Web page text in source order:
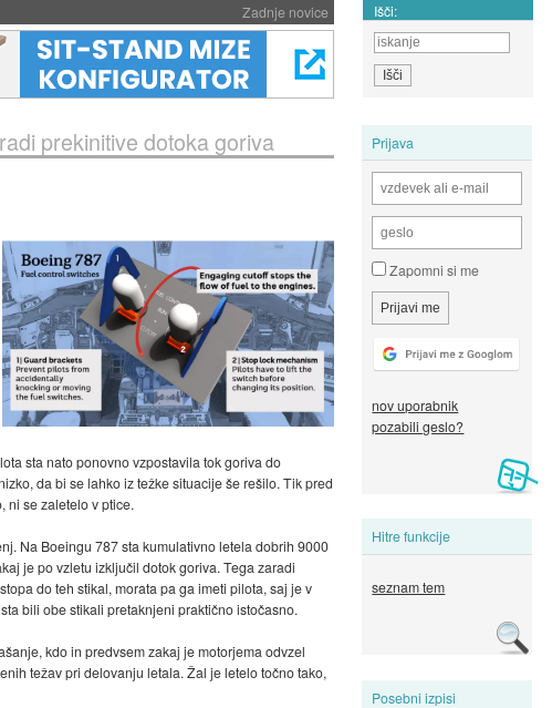
Zadnje novice Išči:
Prijava
Zapomni si me
nov uporabnik
pozabili geslo?
Hitre funkcije
seznam tem
Posebni izpisi
prekinitive dotoka goriva
sta nato ponovno vzpostavila tok goriva do
da bi se lahko iz težke situacije še rešilo. Tik pred
ni se zaletelo v ptice.
Na Boeingu 787 sta kumulativno letela dobrih 9000
je po vzletu izključil dotok goriva. Tega zaradi
do teh stikal, morata pa ga imeti pilota, saj je v
bili obe stikali pretaknjeni praktično istočasno.
kdo in predvsem zakaj je motorjema odvzel
težav pri delovanju letala. Žal je letelo točno tako,